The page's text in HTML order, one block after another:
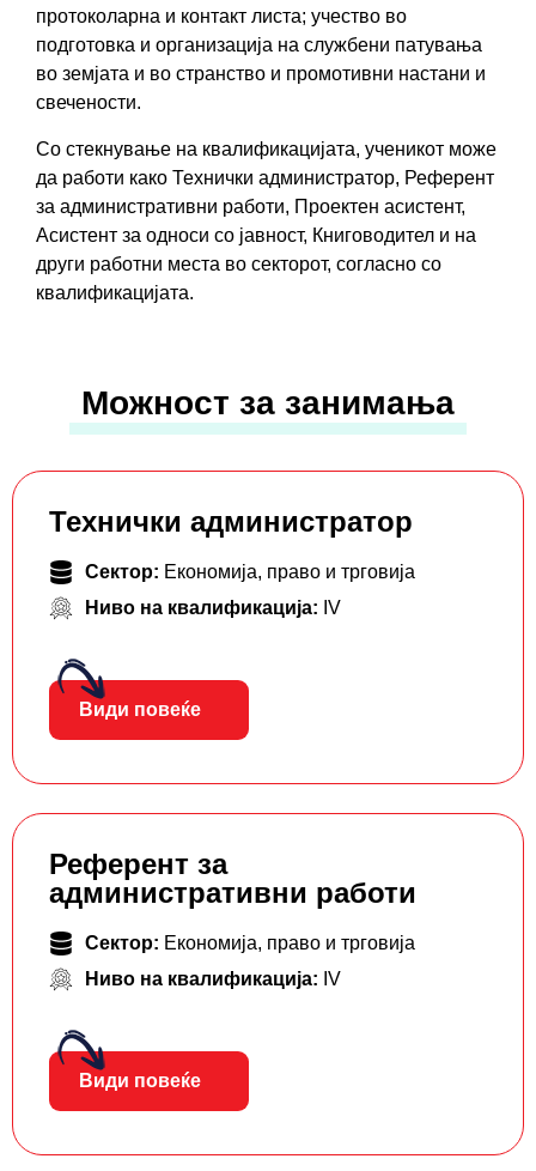
протоколарна и контакт листа; учество во
подготовка и организација на службени патувања
во земјата и во странство и промотивни настани и
свечености.
Со стекнување на квалификацијата, ученикот може
да работи како Технички администратор, Референт
за административни работи, Проектен асистент,
Асистент за односи со јавност, Книговодител и на
други работни места во секторот, согласно со
квалификацијата.
Можност за занимања
Технички администратор
Сектор: Економија, право и трговија
Ниво на квалификација: IV
Види повеќе
Референт за
административни работи
Сектор: Економија, право и трговија
Ниво на квалификација: IV
Види повеќе